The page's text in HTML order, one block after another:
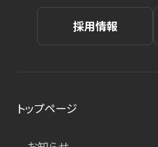
採用情報
トップページ